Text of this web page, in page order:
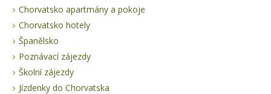
Chorvatsko apartmány a pokoje
Chorvatsko hotely
Španělsko
Poznávací zájezdy
Školní zájezdy
Jízdenky do Chorvatska